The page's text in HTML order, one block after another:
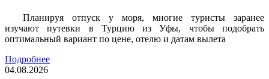
Планируя отпуск у моря, многие туристы заранее
изучают путевки в Турцию из Уфы, чтобы подобрать
оптимальный вариант по цене, отелю и датам вылета
Подробнее
04.08.2026